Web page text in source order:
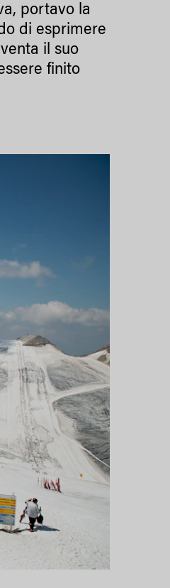
portavo la
di esprimere
il suo
finito